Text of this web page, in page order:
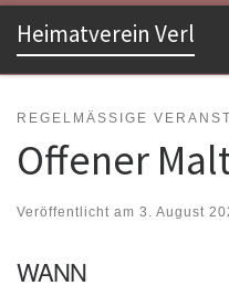
Zum Inhalt springen
Heimatverein Verl
REGELMÄSSIGE
Offener
Veröffentlicht am 3. August
WANN